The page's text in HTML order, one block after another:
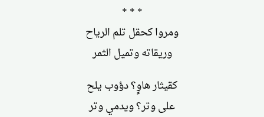
* * *
ومروا كحقل تلم الرياح
وريقاته وتميل الثمر
كقيثار هاوٍ؟ دؤوب يلح
على وتر؟ ويدمي وتر